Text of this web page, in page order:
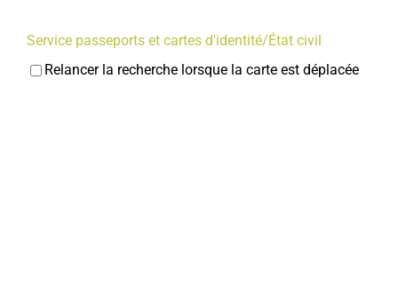
Service passeports et cartes d'identité/État civil
Services municipaux
Relancer la recherche lorsque la carte est déplacée